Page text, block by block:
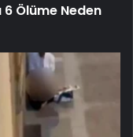
6 Ölüme Neden